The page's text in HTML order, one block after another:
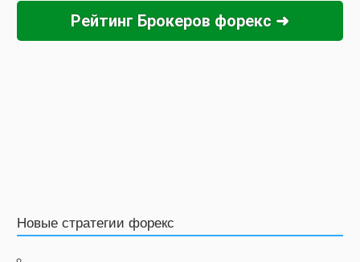
Рейтинг Брокеров форекс ➜
Новые стратегии форекс